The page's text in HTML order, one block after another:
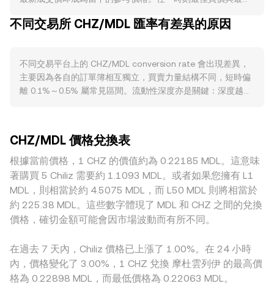
MDL（摩爾多瓦列伊）的強弱、美元走勢與利率環境也會透過
影響，例如歐盟 MiCA 規範的落地、各地對運動贊助與球迷代
幣行銷的合規要求、或交易平台對 CHZ 的合規審查與上架政
策更新，均可能改變跨境需求與流動性。技術面上，永續合約
加現貨買賣盤結構，影響即時成交價格與 CHZ/MDL 的
conversion rate。
參考。在多個平台之間，資料聚合商會計算成交量加權平均價
簡單算式，若已知 conversion rate，則 MDL Value = CHZ
Amount × rate；反之 CHZ Amount = MDL Value / rate。在
訂單簿機制之外，若 CHZ 在去中心化交易所具備可觀流動
約為 y/x；當大額兌換改變池中儲備，滑點會使成交偏離外部
中間價。OKX 及其他平台會綜合自身訂單簿的最新成交、外部
流動性與風控機制，最終反映為用戶在賣出 CHZ 換取 MDL 時
可見的 CHZ/MDL conversion rate。
不同交易所 CHZ/MDL 匯率有差異的原因
不同交易平台上的 CHZ/MDL conversion rate 會出現差異，
主要因為各自的訂單簿相互獨立，買賣力量結構不同，短時偏
離 0.1%～0.5% 屬常見區間。流動性深度亦是關鍵：深度越
的使用，或特定市場對球迷代幣行銷的合規限制，會改變本地
化需求與入金通道效率，反映到以 MDL 計價的報價上。另有
一層傳導來自穩定幣基差：許多平台的 CHZ 以 USDT 為主報
價，再換算為 MDL，若 USDT 對法幣的交易存在小幅溢折
價，會間接影響顯示出的 CHZ/MDL 價格。雖然跨所套利能以
低買高賣的方式在一定程度上收斂價差，但手續費、提領與入
金時間、區塊確認延遲及合規審查等摩擦，使得套利並非即時
維持短期差異。
CHZ/MDL 價格兌換表
根據當前價格，1 CHZ 的價值約為 0.22185 MDL。這意味
著購買 5 Chiliz 需要約 1.1093 MDL。或者如果您擁有 L1
MDL，則相當於約 4.5075 MDL，而 L50 MDL 則將相當於
約 225.38 MDL。這些數字體現了 MDL 和 CHZ 之間的兌換
價格，確切金額可能會因市場波動而有所不同。
在過去 7 天內，Chiliz 價格已上漲了 1.00%。在 24 小時
內，價格變化了 3.00%，1 CHZ 兌換 摩杜雲列伊 的最高價
格為 0.22898 MDL，而最低價格為 0.22063 MDL。